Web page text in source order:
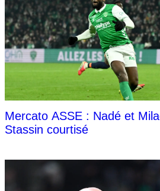
Mercato ASSE : Nadé et
Stassin courtisé